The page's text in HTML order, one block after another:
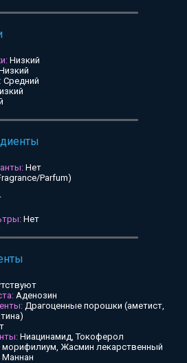
Низкий
Средний
Нет
Parfum)
Нет
Аденозин
Драгоценные порошки (аметист,
Ниацинамид, Токоферол
морифилиум, Жасмин лекарственный
Маннан